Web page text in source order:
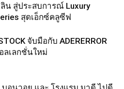
น สู่ประสบการณ์ Luxury
สุดเอ็กซ์คลูซีฟ
จับมือกับ ADERERROR
ลเลกชั่นใหม่